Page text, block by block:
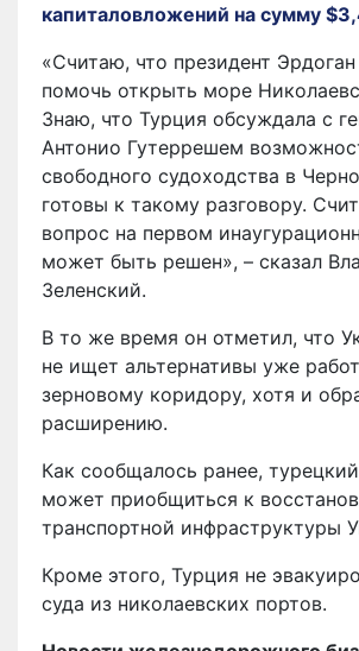
капиталовложений на сумму
«Считаю, что президент
помочь открыть море
Знаю, что Турция обсуждала с
Антонио Гутеррешем
свободного судоходства в
готовы к такому разговору.
вопрос на первом
может быть решен», – сказал
Зеленский.
В то же время он отметил, что
не ищет альтернативы уже
зерновому коридору, хотя и
расширению.
Как сообщалось ранее,
может приобщиться к
транспортной инфраструктуры
Кроме этого, Турция не
суда из николаевских портов.